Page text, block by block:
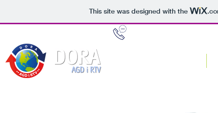
This site was designed with the